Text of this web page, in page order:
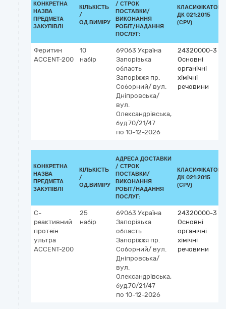
КОНКРЕТНА
НАЗВА
ПРЕДМЕТА
ЗАКУПІВЛІ
КІЛЬКІСТЬ
/
ОД.ВИМІРУ
/ СТРОК
ПОСТАВКИ/
ВИКОНАННЯ
РОБІТ/НАДАННЯ
ПОСЛУГ:
КЛАСИФІКАТОР
ДК 021:2015
(CPV)
Феритин
АССЕNТ-200
10
набір
69063 Україна
Запорізька
область
Запоріжжя пр.
Соборний/ вул.
Дніпровська/
вул.
Олександрівська,
буд.70/21/47
по 10-12-2026
24320000-3
Основні
органічні
хімічні
речовини
КОНКРЕТНА
НАЗВА
ПРЕДМЕТА
ЗАКУПІВЛІ
КІЛЬКІСТЬ
/
ОД.ВИМІРУ
АДРЕСА ДОСТАВКИ
/ СТРОК
ПОСТАВКИ/
ВИКОНАННЯ
РОБІТ/НАДАННЯ
ПОСЛУГ:
КЛАСИФІКАТОР
ДК 021:2015
(CPV)
C-
реактивний
протеїн
ультра
АССЕNТ-200
25
набір
69063 Україна
Запорізька
область
Запоріжжя пр.
Соборний/ вул.
Дніпровська/
вул.
Олександрівська,
буд.70/21/47
по 10-12-2026
24320000-3
Основні
органічні
хімічні
речовини